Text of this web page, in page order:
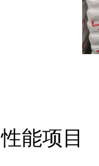
性能项目